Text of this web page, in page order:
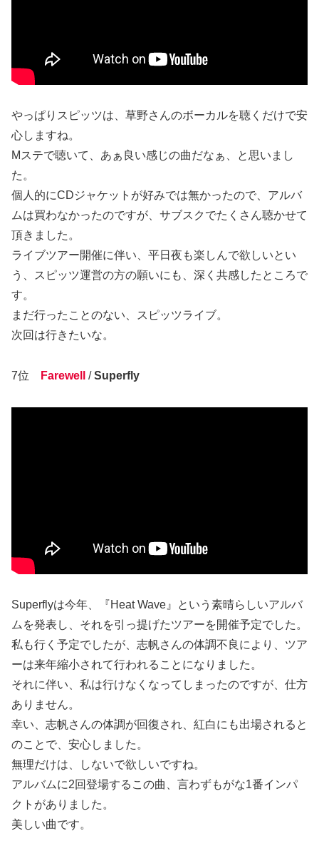
やっぱりスピッツは、草野さんのボーカルを聴くだけで安
心しますね。
Mステで聴いて、あぁ良い感じの曲だなぁ、と思いまし
た。
個人的にCDジャケットが好みでは無かったので、アルバ
ムは買わなかったのですが、サブスクでたくさん聴かせて
頂きました。
ライブツアー開催に伴い、平日夜も楽しんで欲しいとい
う、スピッツ運営の方の願いにも、深く共感したところで
す。
まだ行ったことのない、スピッツライブ。
次回は行きたいな。
7位 Farewell /Superfly
Superflyは今年、『Heat Wave』という素晴らしいアルバ
ムを発表し、それを引っ提げたツアーを開催予定でした。
私も行く予定でしたが、志帆さんの体調不良により、ツア
ーは来年縮小されて行われることになりました。
それに伴い、私は行けなくなってしまったのですが、仕方
ありません。
幸い、志帆さんの体調が回復され、紅白にも出場されると
のことで、安心しました。
無理だけは、しないで欲しいですね。
アルバムに2回登場するこの曲、言わずもがな1番インパ
クトがありました。
美しい曲です。